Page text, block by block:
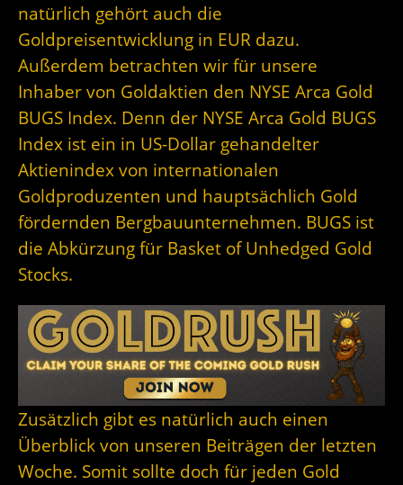
natürlich gehört auch die
Goldpreisentwicklung in EUR dazu.
Außerdem betrachten wir für unsere
Inhaber von Goldaktien den NYSE Arca Gold
BUGS Index. Denn der NYSE Arca Gold BUGS
Index ist ein in US-Dollar gehandelter
Aktienindex von internationalen
Goldproduzenten und hauptsächlich Gold
fördernden Bergbauunternehmen. BUGS ist
die Abkürzung für Basket of Unhedged Gold
Stocks.
Zusätzlich gibt es natürlich auch einen
Überblick von unseren Beiträgen der letzten
Woche. Somit sollte doch für jeden Gold